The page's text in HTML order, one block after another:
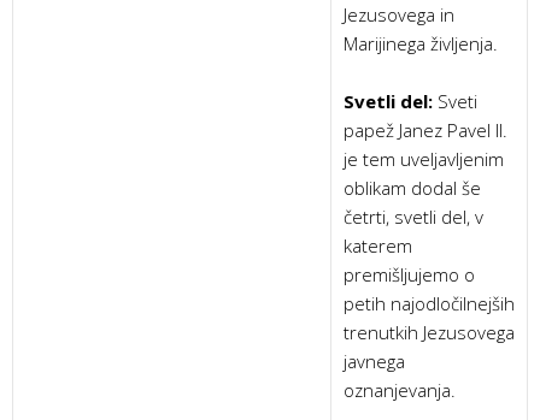
Jezusovega in
Marijinega življenja.
Svetli del: Sveti
papež Janez Pavel II.
je tem uveljavljenim
oblikam dodal še
četrti, svetli del, v
katerem
premišljujemo o
petih najodločilnejših
trenutkih Jezusovega
javnega
oznanjevanja.